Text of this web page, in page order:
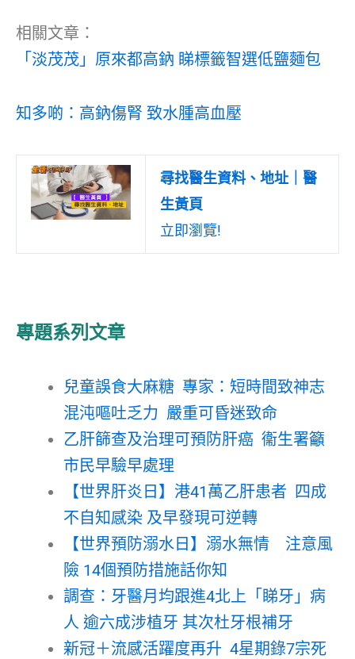
相關文章：
「淡茂茂」原來都高鈉 睇標籤智選低鹽麵包
知多啲：高鈉傷腎 致水腫高血壓
尋找醫生資料、地址｜醫
生黃頁
立即瀏覽!
專題系列文章
兒童誤食大麻糖 專家：短時間致神志
混沌嘔吐乏力 嚴重可昏迷致命
乙肝篩查及治理可預防肝癌 衞生署籲
市民早驗早處理
【世界肝炎日】港41萬乙肝患者 四成
不自知感染 及早發現可逆轉
【世界預防溺水日】溺水無情 注意風
險 14個預防措施話你知
調查：牙醫月均跟進4北上「睇牙」病
人 逾六成涉植牙 其次杜牙根補牙
新冠＋流感活躍度再升 4星期錄7宗死